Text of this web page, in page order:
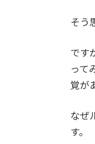
そう
です
って
覚が
なぜ
す。